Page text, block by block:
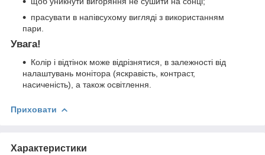
прасувати в напівсухому вигляді з використанням
пари.
Увага!
Колір і відтінок може відрізнятися, в залежності від
налаштувань монітора (яскравість, контраст,
насиченість), а також освітлення.
Приховати
Характеристики